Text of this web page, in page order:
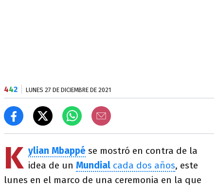
442 LUNES 27 DE DICIEMBRE DE 2021
K ylian Mbappé se mostró en contra de la
idea de un Mundial cada dos años, este
lunes en el marco de una ceremonia en la que